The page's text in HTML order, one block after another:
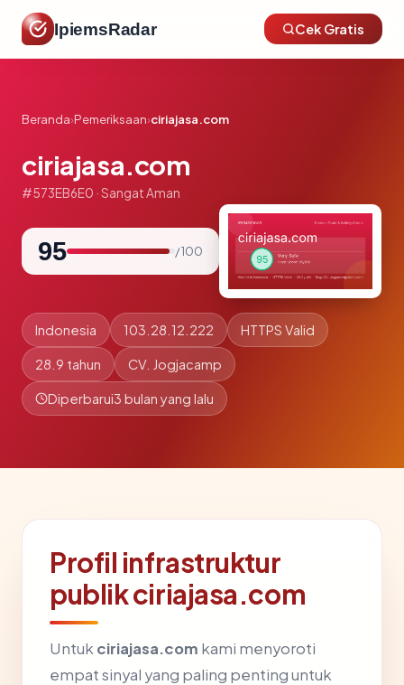
IpiemsRadar Cek Gratis
Beranda›Pemeriksaan›ciriajasa.com
ciriajasa.com
#573EB6E0 · Sangat Aman
95 / 100
Indonesia 103.28.12.222 HTTPS Valid
28.9 tahun CV. Jogjacamp
Diperbarui3 bulan yang lalu
Profil infrastruktur
publik ciriajasa.com
Untuk ciriajasa.com kami menyoroti
empat sinyal yang paling penting untuk